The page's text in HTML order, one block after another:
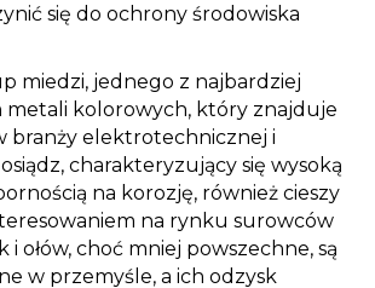
się do ochrony środowiska
miedzi, jednego z najbardziej
metali kolorowych, który znajduje
branży elektrotechnicznej i
charakteryzujący się wysoką
na korozję, również cieszy
na rynku surowców
ołów, choć mniej powszechne, są
w przemyśle, a ich odzysk